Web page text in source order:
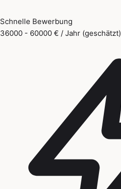
Schnelle Bewerbung
36000 - 60000 € / Jahr (geschätzt)